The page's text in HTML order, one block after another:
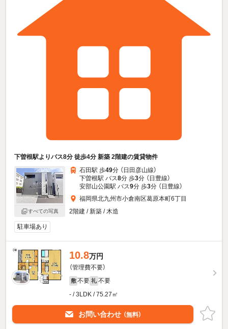
下曽根駅よりバス8分 徒歩4分 新築 2階建の賃貸物件
すべての写真
石田駅 歩49分 （日田彦山線）
下曽根駅 バス8分 歩3分 （日豊線）
安部山公園駅 バス9分 歩3分 （日豊線）
福岡県北九州市小倉南区葛原本町6丁目
2階建 / 新築 / 木造
駐車場あり
10.8万円
（管理費不要）
敷 不要 礼 不要
- / 3LDK / 75.27㎡
お問い合わせ （無料）